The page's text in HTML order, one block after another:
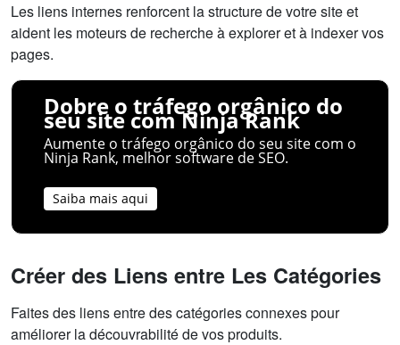
Les liens internes renforcent la structure de votre site et
aident les moteurs de recherche à explorer et à indexer vos
pages.
Dobre o tráfego orgânico do
seu site com Ninja Rank
Aumente o tráfego orgânico do seu site com o
Ninja Rank, melhor software de SEO.
Saiba mais aqui
Créer des Liens entre Les Catégories
Faites des liens entre des catégories connexes pour
améliorer la découvrabilité de vos produits.